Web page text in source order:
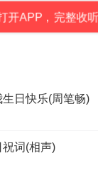
开APP，完整收听
日快乐(周笔畅)
词(相声)